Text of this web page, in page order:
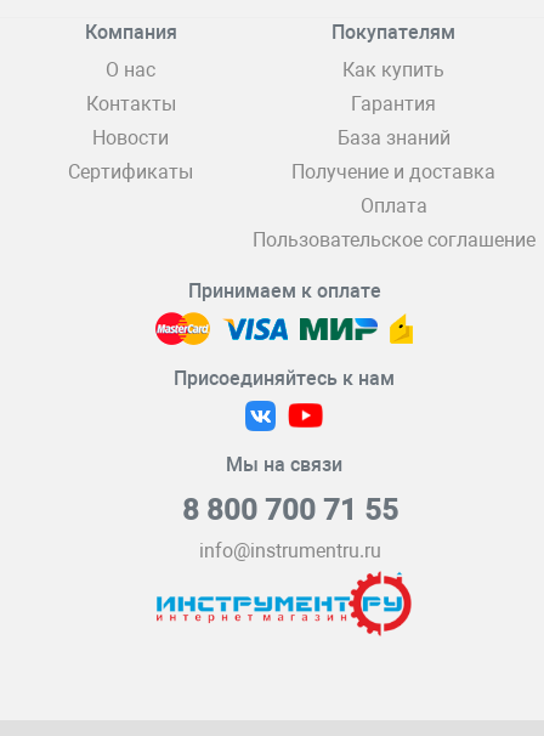
Компания
О нас
Контакты
Новости
Сертификаты
Покупателям
Как купить
Гарантия
База знаний
Получение и доставка
Оплата
Пользовательское соглашение
Принимаем к оплате
Присоединяйтесь к нам
Мы на связи
8 800 700 71 55
info@instrumentru.ru